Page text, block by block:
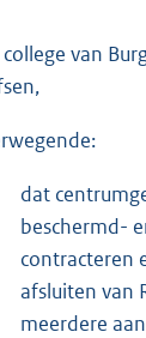
van
dat
beschermd-
contracteren
afsluiten van
meerdere